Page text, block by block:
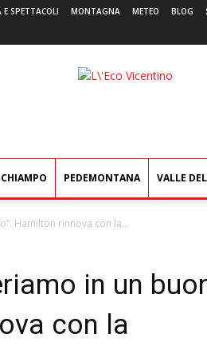
E SPETTACOLI MONTAGNA METEO BLOG
L'Eco
PEDEMONTANA VALLE
Hamilton rinnova con la...
in un
con la